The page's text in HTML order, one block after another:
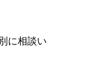
に相談い